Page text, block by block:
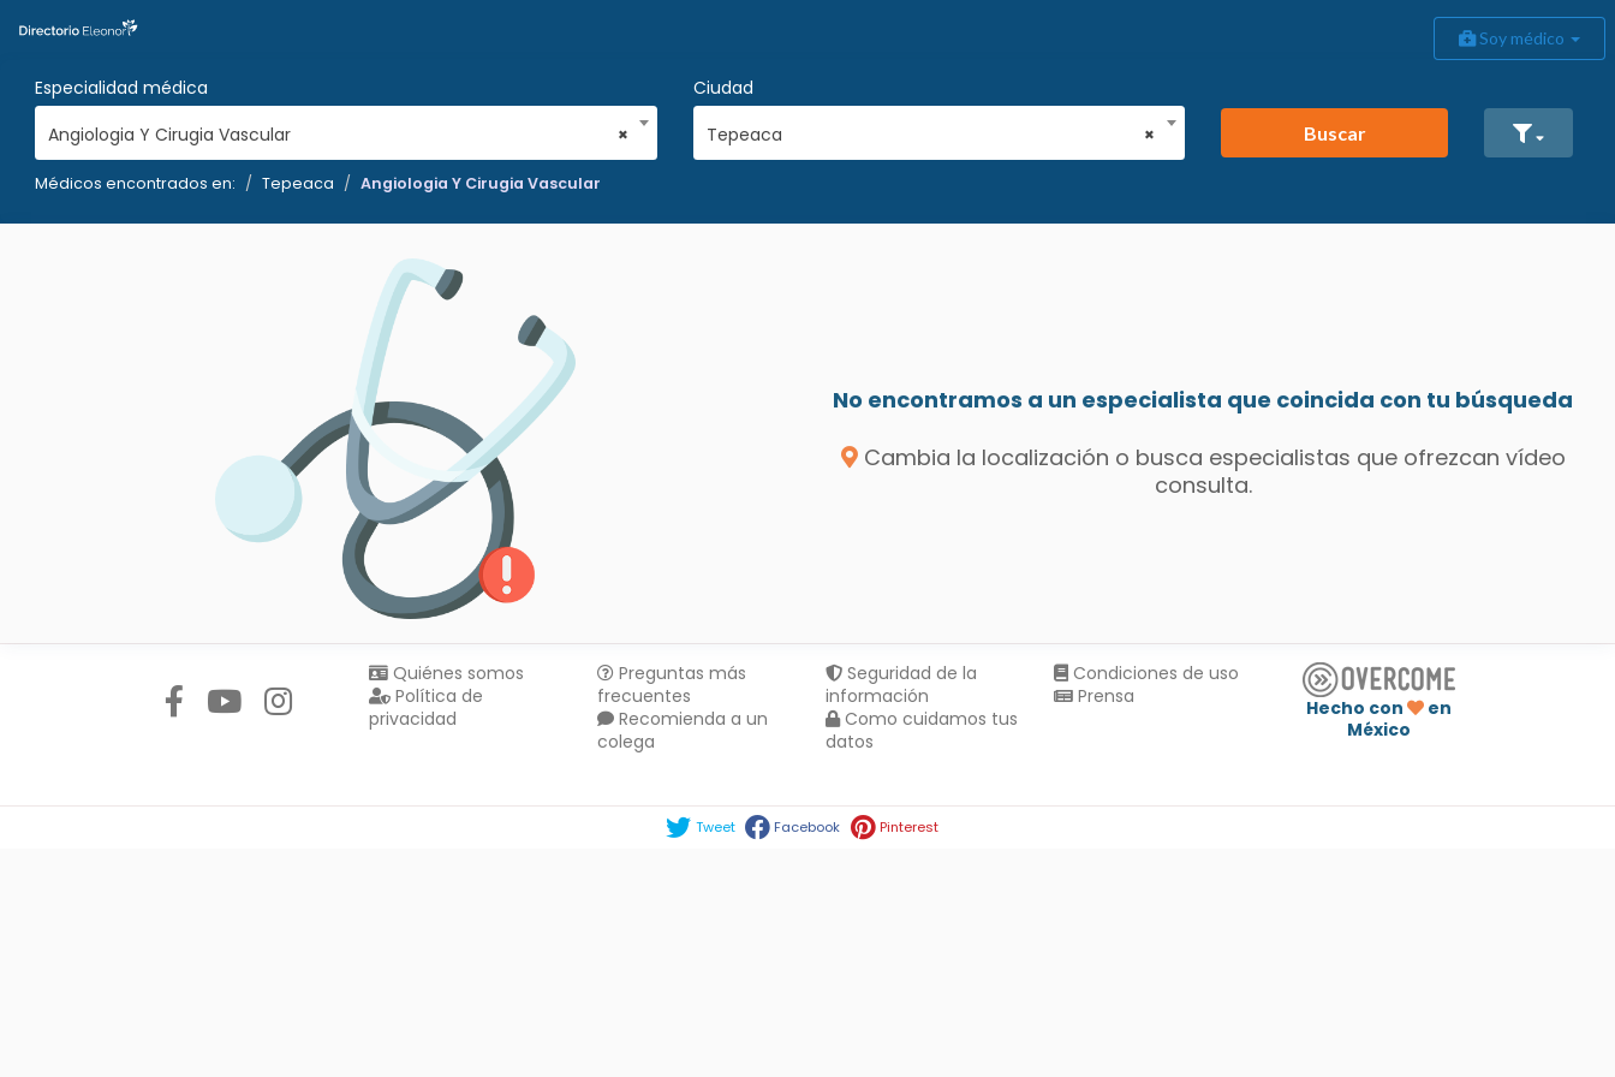
Soy médico
Especialidad médica
×
Angiologia Y Cirugia Vascular
Ciudad
×
Tepeaca Buscar
Médicos encontrados en: Tepeaca Angiologia Y Cirugia Vascular
No encontramos a un especialista que coincida con tu búsqueda
Cambia la localización o busca especialistas que ofrezcan vídeo
consulta.
Quiénes somos
Política de
privacidad
Preguntas más
frecuentes
Recomienda a un
colega
Seguridad de la
información
Como cuidamos tus
datos
Condiciones de uso
Prensa
Hecho con
en
México
Tweet Facebook Pinterest